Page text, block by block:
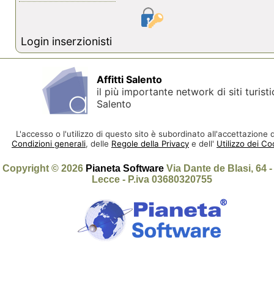
Login inserzionisti
Affitti Salento
il più importante network di siti
Salento
L'accesso o l'utilizzo di questo sito è subordinato all'accettazione
Condizioni generali, delle Regole della Privacy e dell' Utilizzo dei
Copyright © 2026 Pianeta SoftwareVia Dante de Blasi, 64 -
Lecce - P.iva 03680320755